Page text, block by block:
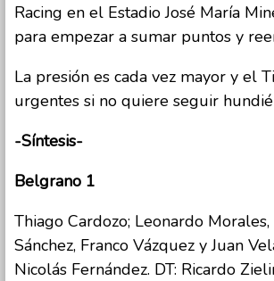
Racing en el Estadio José María
para empezar a sumar puntos y
La presión es cada vez mayor y el
urgentes si no quiere seguir
-Síntesis-
Belgrano 1
Thiago Cardozo; Leonardo
Sánchez, Franco Vázquez y Juan
Nicolás Fernández. DT: Ricardo